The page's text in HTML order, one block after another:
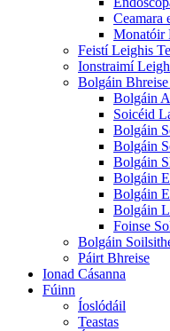
Ceamara
Monatóir
Feistí Leighis
Ionstraimí
Bolgáin
Bolgáin
Soicéid
Bolgáin
Bolgáin
Bolgáin
Bolgáin
Bolgáin
Bolgáin
Foinse
Bolgáin
Páirt Bhreise
Ionad Cásanna
Fúinn
Íoslódáil
Teastas